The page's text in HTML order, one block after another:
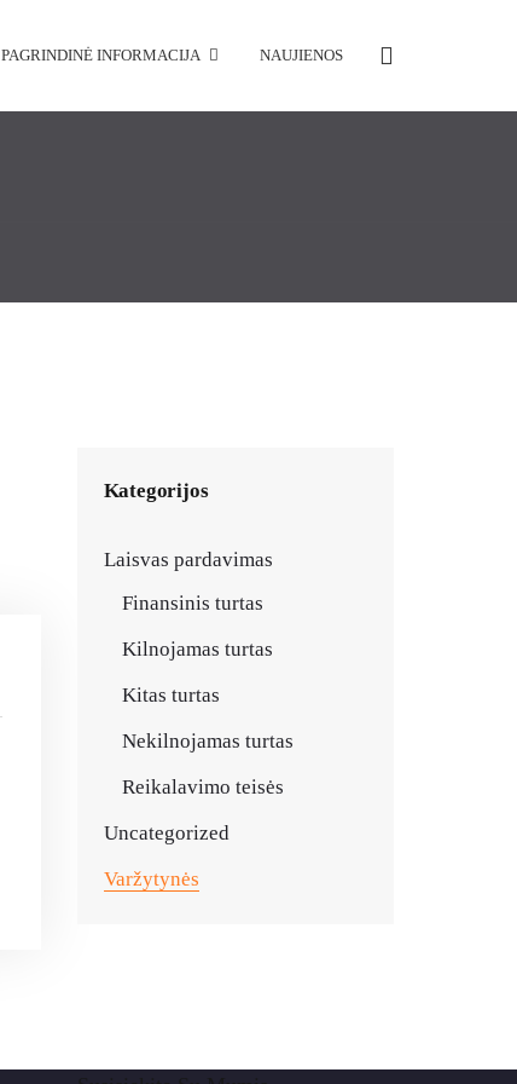
PAGRINDINĖ INFORMACIJA NAUJIENOS
Kategorijos
Laisvas pardavimas
Finansinis turtas
Kilnojamas turtas
Kitas turtas
Nekilnojamas turtas
Reikalavimo teisės
Uncategorized
Varžytynės